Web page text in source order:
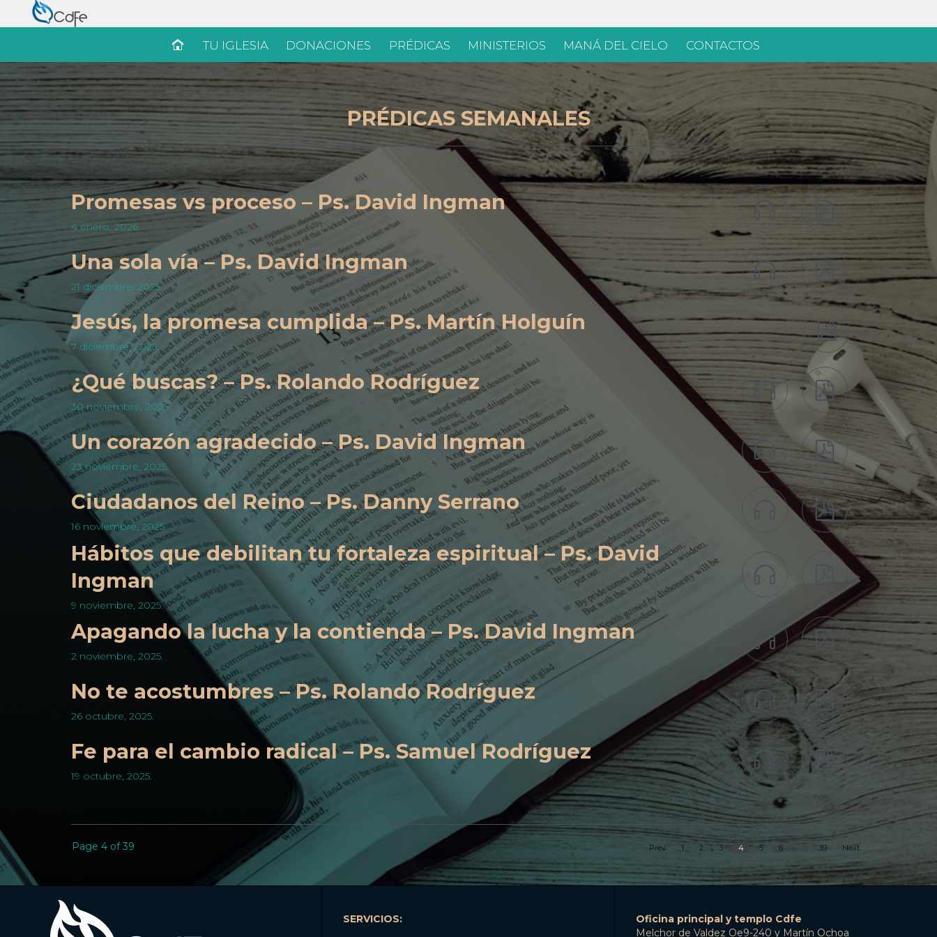
to
content
TU IGLESIA DONACIONES PRÉDICAS MINISTERIOS MANÁ DEL CIELO CONTACTOS
PRÉDICAS SEMANALES
Promesas vs proceso – Ps. David Ingman
4 enero, 2026.
 
Una sola vía – Ps. David Ingman
21 diciembre, 2025.
 
Jesús, la promesa cumplida – Ps. Martín Holguín
7 diciembre, 2025.

¿Qué buscas? – Ps. Rolando Rodríguez
30 noviembre, 2025.
 
Un corazón agradecido – Ps. David Ingman
23 noviembre, 2025.
 
Ciudadanos del Reino – Ps. Danny Serrano
16 noviembre, 2025.

Hábitos que debilitan tu fortaleza espiritual – Ps. David
Ingman
9 noviembre, 2025.
Apagando la lucha y la contienda – Ps. David Ingman
2 noviembre, 2025.
 
No te acostumbres – Ps. Rolando Rodríguez
26 octubre, 2025.
 
Fe para el cambio radical – Ps. Samuel Rodríguez
19 octubre, 2025.
 
Page 4 of 39 Prev 1 2 3 4 5 6 39 Next
SERVICIOS:
Oficina principal y templo Cdfe
Melchor de Valdez Oe9-240 y Martín Ochoa